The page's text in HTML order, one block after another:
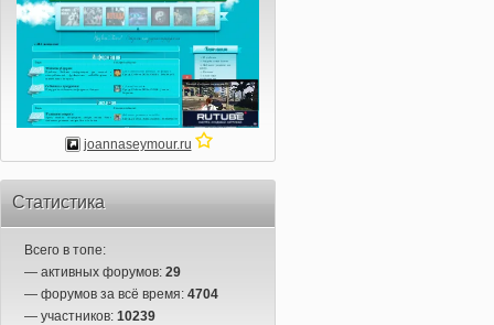
joannaseymour.ru
Статистика
Всего в топе:
— активных форумов: 29
— форумов за всё время: 4704
— участников: 10239